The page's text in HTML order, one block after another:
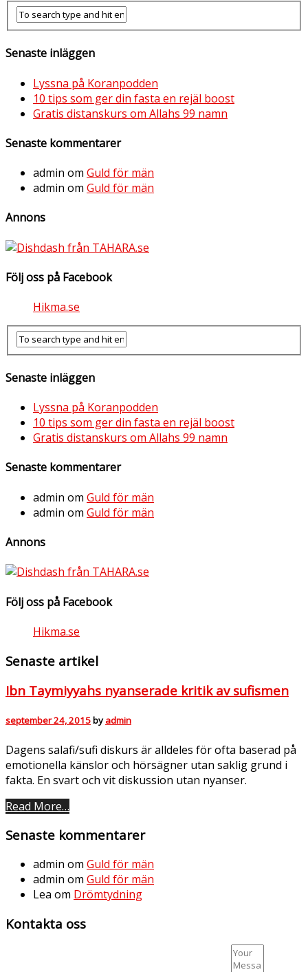
Senaste inläggen
Lyssna på Koranpodden
10 tips som ger din fasta en rejäl boost
Gratis distanskurs om Allahs 99 namn
Senaste kommentarer
admin om Guld för män
admin om Guld för män
Annons
Följ oss på Facebook
Hikma.se
Senaste inläggen
Lyssna på Koranpodden
10 tips som ger din fasta en rejäl boost
Gratis distanskurs om Allahs 99 namn
Senaste kommentarer
admin om Guld för män
admin om Guld för män
Annons
Följ oss på Facebook
Hikma.se
Senaste artikel
Ibn Taymiyyahs nyanserade kritik av sufismen
september 24, 2015 byadmin
Dagens salafi/sufi diskurs är alldeles för ofta baserad på
emotionella känslor och hörsägner utan saklig grund i
fakta. En svart och vit diskussion utan nyanser.
Read More…
Senaste kommentarer
admin om Guld för män
admin om Guld för män
Lea om Drömtydning
Kontakta oss